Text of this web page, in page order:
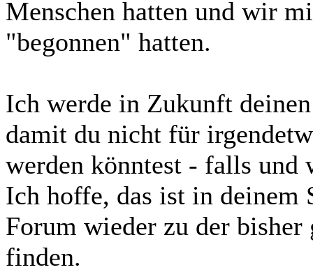
Menschen hatten und wir
"begonnen" hatten.
Ich werde in Zukunft
damit du nicht für
werden könntest - falls und
Ich hoffe, das ist in
Forum wieder zu der
finden.